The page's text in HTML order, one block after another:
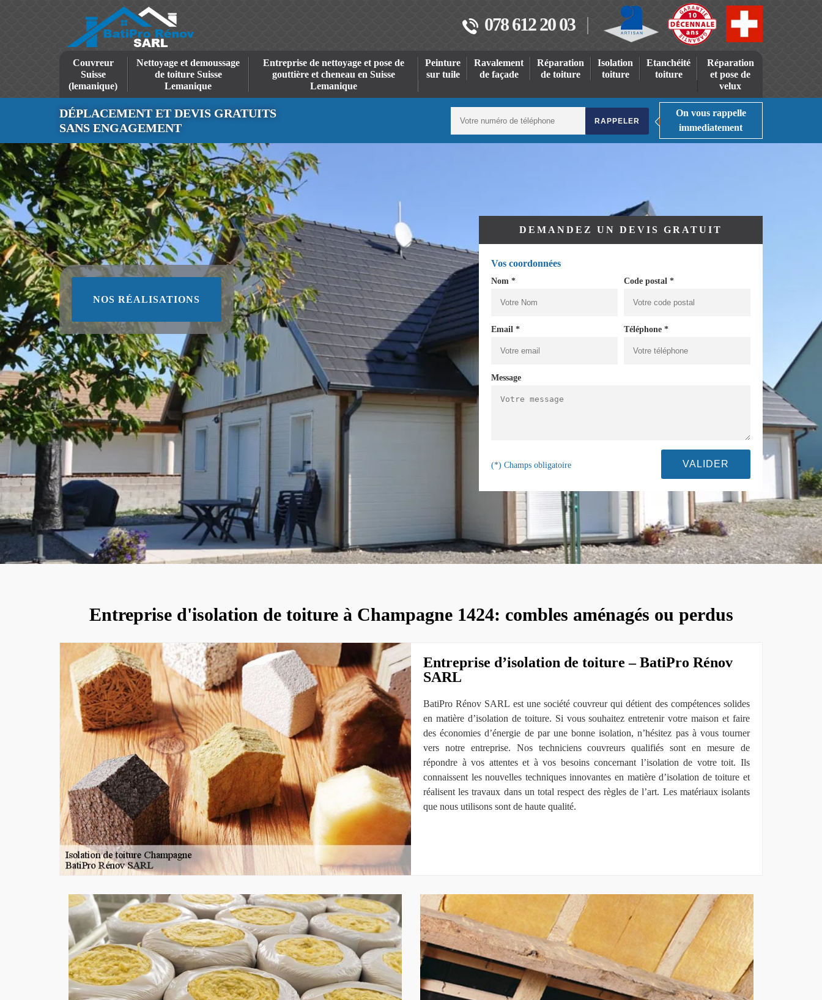
078 612 20 03
Couvreur
Suisse
(lemanique)
Nettoyage et demoussage
de toiture Suisse
Lemanique
Entreprise de nettoyage et pose de
gouttière et cheneau en Suisse
Lemanique
Peinture
sur tuile
Ravalement
de façade
Réparation
de toiture
Isolation
toiture
Etanchéité
toiture
Réparation
et pose de
velux
DÉPLACEMENT ET DEVIS GRATUITS
SANS ENGAGEMENT
On vous rappelle
immediatement
NOS RÉALISATIONS
DEMANDEZ UN DEVIS GRATUIT
Vos coordonnées
Nom * Code postal *
Email * Téléphone *
Message
(*) Champs obligatoire
Entreprise d'isolation de toiture à Champagne 1424: combles aménagés ou perdus
Entreprise d’isolation de toiture – BatiPro Rénov
SARL
BatiPro Rénov SARL est une société couvreur qui détient des compétences solides
en matière d’isolation de toiture. Si vous souhaitez entretenir votre maison et faire
des économies d’énergie de par une bonne isolation, n’hésitez pas à vous tourner
vers notre entreprise. Nos techniciens couvreurs qualifiés sont en mesure de
répondre à vos attentes et à vos besoins concernant l’isolation de votre toit. Ils
connaissent les nouvelles techniques innovantes en matière d’isolation de toiture et
réalisent les travaux dans un total respect des règles de l’art. Les matériaux isolants
que nous utilisons sont de haute qualité.